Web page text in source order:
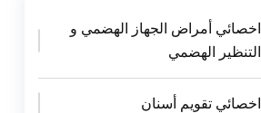
اخصائي أمراض الجهاز الهضمي و
التنظير الهضمي
اخصائي تقويم أسنان